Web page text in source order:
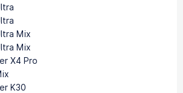
Mix
Mix
X4 Pro
K30